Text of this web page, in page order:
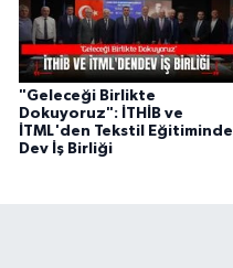
"Geleceği Birlikte
Dokuyoruz": İTHİB ve
İTML'den Tekstil Eğitiminde
Dev İş Birliği